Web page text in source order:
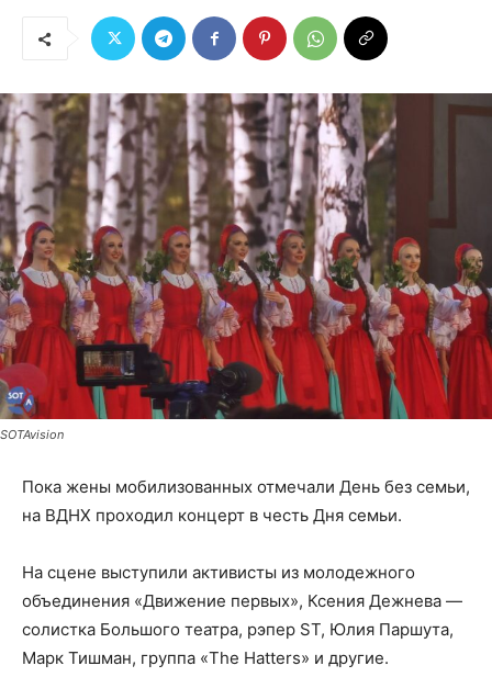
SOTAvision
Пока жены мобилизованных отмечали День без семьи,
на ВДНХ проходил концерт в честь Дня семьи.
На сцене выступили активисты из молодежного
объединения «Движение первых», Ксения Дежнева —
солистка Большого театра, рэпер ST, Юлия Паршута,
Марк Тишман, группа «The Hatters» и другие.